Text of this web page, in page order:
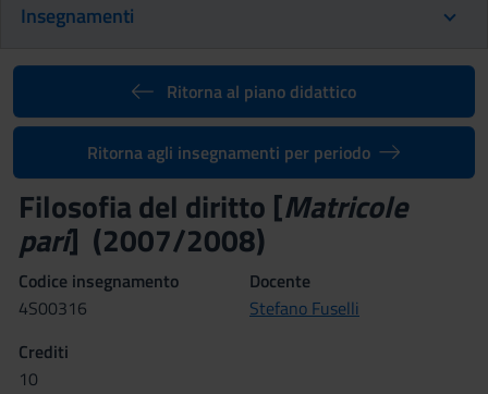
Insegnamenti
Ritorna al piano didattico
Ritorna agli insegnamenti per periodo
Filosofia del diritto [Matricole
pari] (2007/2008)
Codice insegnamento
4S00316
Docente
Stefano Fuselli
Crediti
10